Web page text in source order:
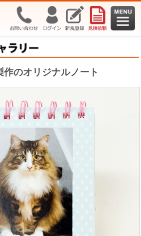
作のオリジナルノート